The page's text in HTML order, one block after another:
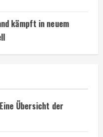
kämpft in neuem
Übersicht der